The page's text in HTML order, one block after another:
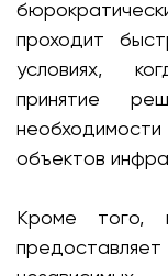
проходит
условиях,
принятие
объектов
Кроме того,
предоставляет